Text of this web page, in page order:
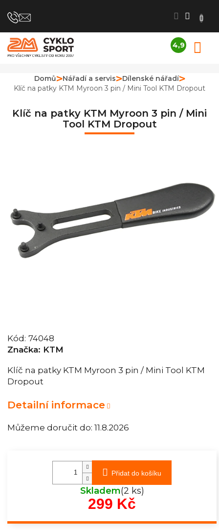
na
4,9
obchodu
je
4,9
5
hvězdiček.
Domů Nářadí a servis
Dílenské nářadí
Klíč na patky KTM Myroon 3 pin / Mini Tool KTM Dropout
Klíč na patky KTM Myroon 3 pin / Mini
Tool KTM Dropout
Kód: 74048
Značka: KTM
Můžeme doručit do: 11.8.2026
Klíč na patky KTM Myroon 3 pin / Mini Tool KTM
Dropout
Detailní informace
Přidat do košíku
Skladem(2 ks)
299 Kč